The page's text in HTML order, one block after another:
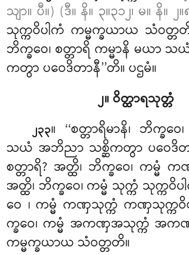
သျာ။ ပီ။) (ဒီ။ နိ။ ၃။၃၁၂၊ မ။ နိ။ ၂
သုက္ကဝိပါကံ ကမ္မက္ခယာယ သံဝတ္တတိ
ဘိက္ခဝေ၊ စတ္တာရိ ကမ္မာနိ မယာ
ကတွာ ပဝေဒိတာနီ’’တိ။ ပဌမံ။
၂။ ဝိတ္ထာရသုတ္တံ
၂၃၃။ ‘‘စတ္တာရိမာနိ၊ ဘိက္ခဝ
သယံ အဘိညာ သစ္ဆိကတွာ ပဝေဒိ
စတ္တာရိ? အတ္ထိ၊ ဘိက္ခဝေ၊ ကမ္မံ
အတ္ထိ၊ ဘိက္ခဝေ၊ ကမ္မံ သုက္ကံ သုက္ကဝိပ
ဝေ ၊ ကမ္မံ ကဏှသုက္ကံ ကဏှသုက္ကဝိ
က္ခဝေ၊ ကမ္မံ အကဏှအသုက္ကံ အက
ကမ္မက္ခယာယ သံဝတ္တတိ။